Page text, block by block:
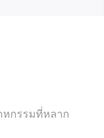
กรรมที่หลาก